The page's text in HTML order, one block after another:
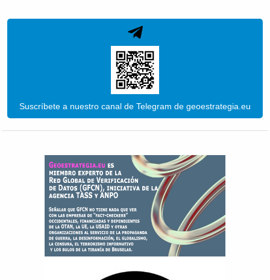
Suscríbete a nuestro canal de Telegram de geoestrategia.eu